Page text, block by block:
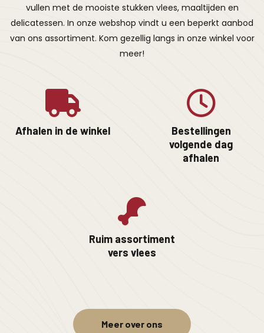
vullen met de mooiste stukken vlees, maaltijden en
delicatessen. In onze webshop vindt u een beperkt aanbod
van ons assortiment. Kom gezellig langs in onze winkel voor
meer!
Afhalen in de winkel
Bestellingen
volgende dag
afhalen
Ruim assortiment
vers vlees
Meer over ons